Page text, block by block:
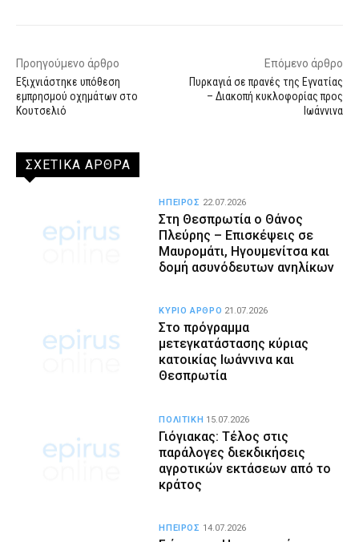
Προηγούμενο άρθρο
Εξιχνιάστηκε υπόθεση
εμπρησμού οχημάτων στο
Κουτσελιό
Επόμενο άρθρο
Πυρκαγιά σε πρανές της Εγνατίας
– Διακοπή κυκλοφορίας προς
Ιωάννινα
ΣΧΕΤΙΚΑ ΑΡΘΡΑ
Στη Θεσπρωτία ο Θάνος
Πλεύρης – Επισκέψεις σε
Μαυρομάτι, Ηγουμενίτσα και
δομή ασυνόδευτων ανηλίκων
ΗΠΕΙΡΟΣ 22.07.2026
Στο πρόγραμμα
μετεγκατάστασης κύριας
κατοικίας Ιωάννινα και
Θεσπρωτία
ΚΥΡΙΟ ΑΡΘΡΟ 21.07.2026
Γιόγιακας: Τέλος στις
παράλογες διεκδικήσεις
αγροτικών εκτάσεων από το
κράτος
ΠΟΛΙΤΙΚΗ 15.07.2026
ΗΠΕΙΡΟΣ 14.07.2026